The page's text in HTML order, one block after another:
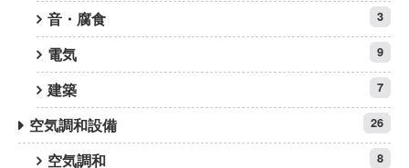
音・腐食 3
電気 9
建築 7
空気調和設備 26
空気調和 8